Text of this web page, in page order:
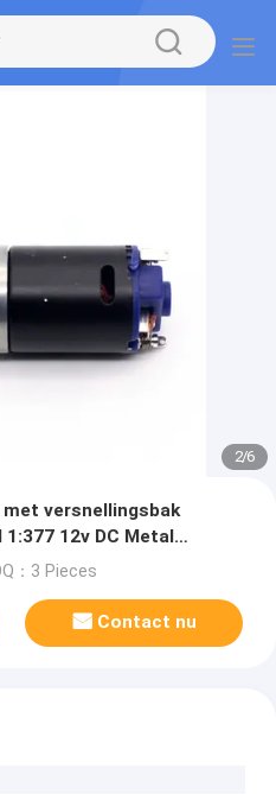
2/6
versnellingsbak
1:377 12v DC Metal
Motor
：3 Pieces
Contact nu